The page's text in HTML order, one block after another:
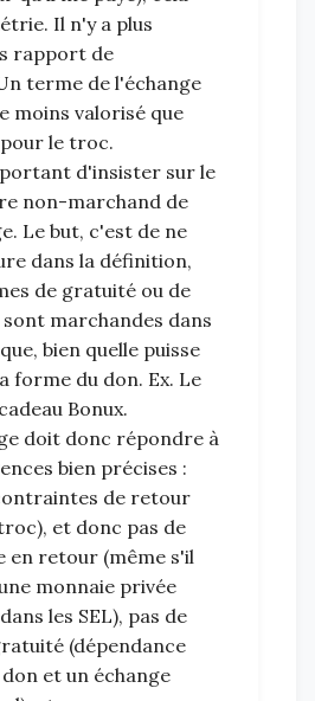
Il n'y a plus
rapport de
terme de l'échange
moins valorisé que
le troc.
d'insister sur le
non-marchand de
Le but, c'est de ne
dans la définition,
de gratuité ou de
sont marchandes dans
bien quelle puisse
forme du don. Ex. Le
Bonux.
doit donc répondre à
bien précises :
de retour
et donc pas de
en retour (même s'il
monnaie privée
les SEL), pas de
(dépendance
et un échange